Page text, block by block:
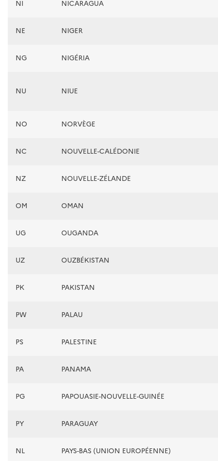
NI NICARAGUA
NE NIGER
NG NIGÉRIA
NU NIUE
NO NORVÈGE
NC NOUVELLE-CALÉDONIE
NZ NOUVELLE-ZÉLANDE
OM OMAN
UG OUGANDA
UZ OUZBÉKISTAN
PK PAKISTAN
PW PALAU
PS PALESTINE
PA PANAMA
PG PAPOUASIE-NOUVELLE-GUINÉE
PY PARAGUAY
NL PAYS-BAS (UNION EUROPÉENNE)